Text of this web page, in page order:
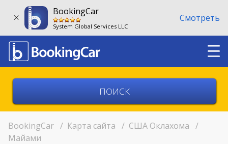
BookingCar
System Global Services LLC
Смотреть
Выберите город
BookingCar / Карта сайта / США Оклахома /
Майами